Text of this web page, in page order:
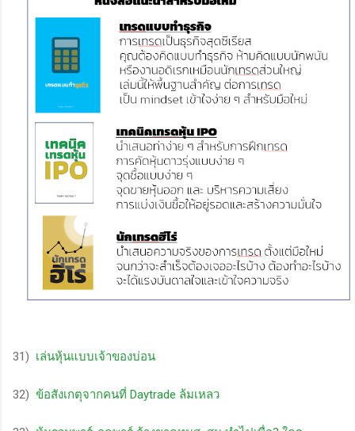
31) เล่นหุ้นแบบเจ้าของบ่อน
32) ข้อสังเกตุจากคนที่ Daytrade ล้มเหลว